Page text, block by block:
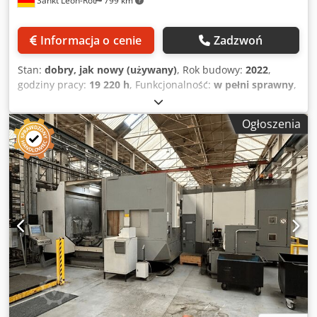
Informacja o cenie Zadzwoń
Stan: dobry, jak nowy (używany), Rok budowy: 2022,
godziny pracy: 19 220 h, Funkcjonalność: w pełni sprawny,
Po przesłaniu zapytania w odpowiedzi na to ogłoszenie,
otrzymają Państwo obszerną kolekcję zdjęć maszyny. Na
życzenie udostępnimy również nagrania wideo
przedstawiające maszynę w pełnej sprawności. Producent:
HELLER Model: CP 6000 Rok produkcji: 2022 Typ maszyny:
Horyzontalne 5-osiowe centrum obróbcze frezująco-
tokarskie Sterowanie: Siemens SINUMERIK 840D sl Uchwyt
narzędziowy: HSK-T 100 Dane techniczne: Skok osi X: 1000
mm Skok osi Y: 1000 mm Skok osi Z: 1300 mm Wymiary
palety: 630 x 630 mm Maksymalne obciążenie palety: ok.
1400 kg Maksymalna średnica obrabianego elementu: 1000
mm Maksymalna średnica obrabianego elementu przy
ograniczonym skoku osi Z: 1580 mm Maksymalna wysokość
obrabianego elementu: 1200 mm Liczba osi: 5 Obróbka: 5-
stronna i 5-osiowa obróbka jednoczesna Obróbka
Ogłoszenia